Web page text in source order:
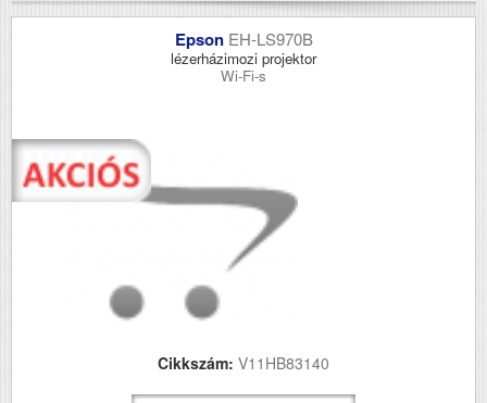
Epson EH-LS970B
lézerházimozi projektor
Wi-Fi-s
Cikkszám: V11HB83140